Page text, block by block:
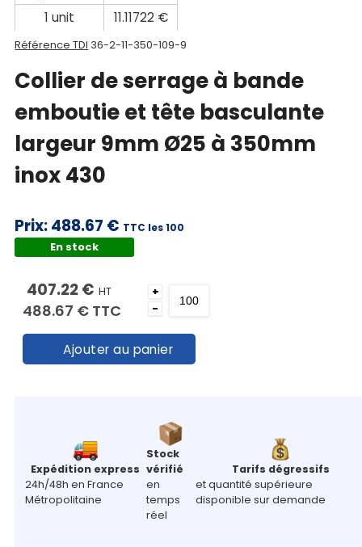
1 unit
11.11722 €
Référence TDI 36-2-11-350-109-9
Collier de serrage à bande
emboutie et tête basculante
largeur 9mm Ø25 à 350mm
inox 430
Prix:488.67 € TTC les 100
En stock
407.22 € HT
488.67 € TTC
+
-
Ajouter au panier
Expédition express
24h/48h en France
Métropolitaine
Stock
vérifié
en
temps
réel
Tarifs dégressifs
et quantité supérieure
disponible sur demande